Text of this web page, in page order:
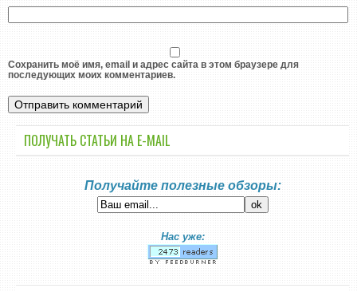
Сохранить моё имя, email и адрес сайта в этом браузере для
последующих моих комментариев.
ПОЛУЧАТЬ СТАТЬИ НА E-MАIL
Получайте полезные обзоры:
Нас уже: